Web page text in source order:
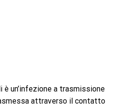
è un’infezione a trasmissione
attraverso il contatto